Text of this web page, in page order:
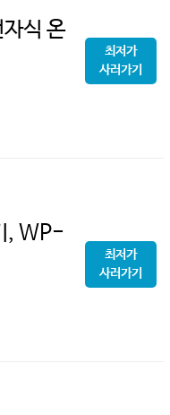
식 온
최저가
사러가기
, WP-
최저가
사러가기